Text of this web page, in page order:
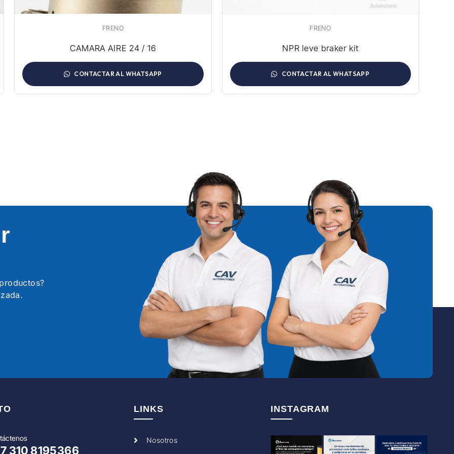
FRENO
CAMARA AIRE 24 / 16
CONTACTAR AL WHATSAPP
FRENO
NPR leve braker kit
CONTACTAR AL WHATSAPP
táctenos
310 8195366
LINKS
Nosotros
INSTAGRAM